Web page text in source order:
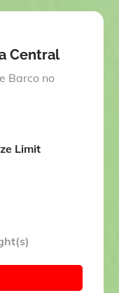
Central
Barco no
Limit